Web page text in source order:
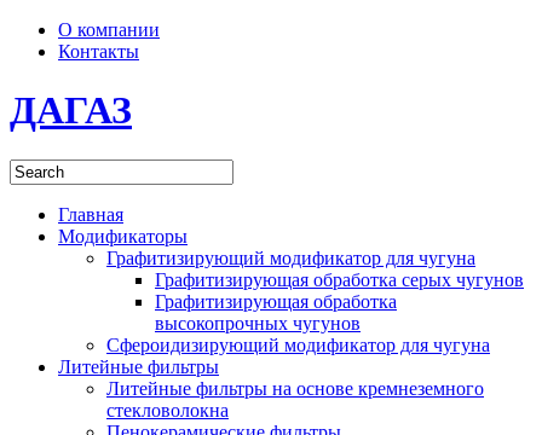
О компании
Контакты
ДАГАЗ
Главная
Модификаторы
Графитизирующий модификатор для чугуна
Графитизирующая обработка серых чугунов
Графитизирующая обработка
высокопрочных чугунов
Сфероидизирующий модификатор для чугуна
Литейные фильтры
Литейные фильтры на основе кремнеземного
стекловолокна